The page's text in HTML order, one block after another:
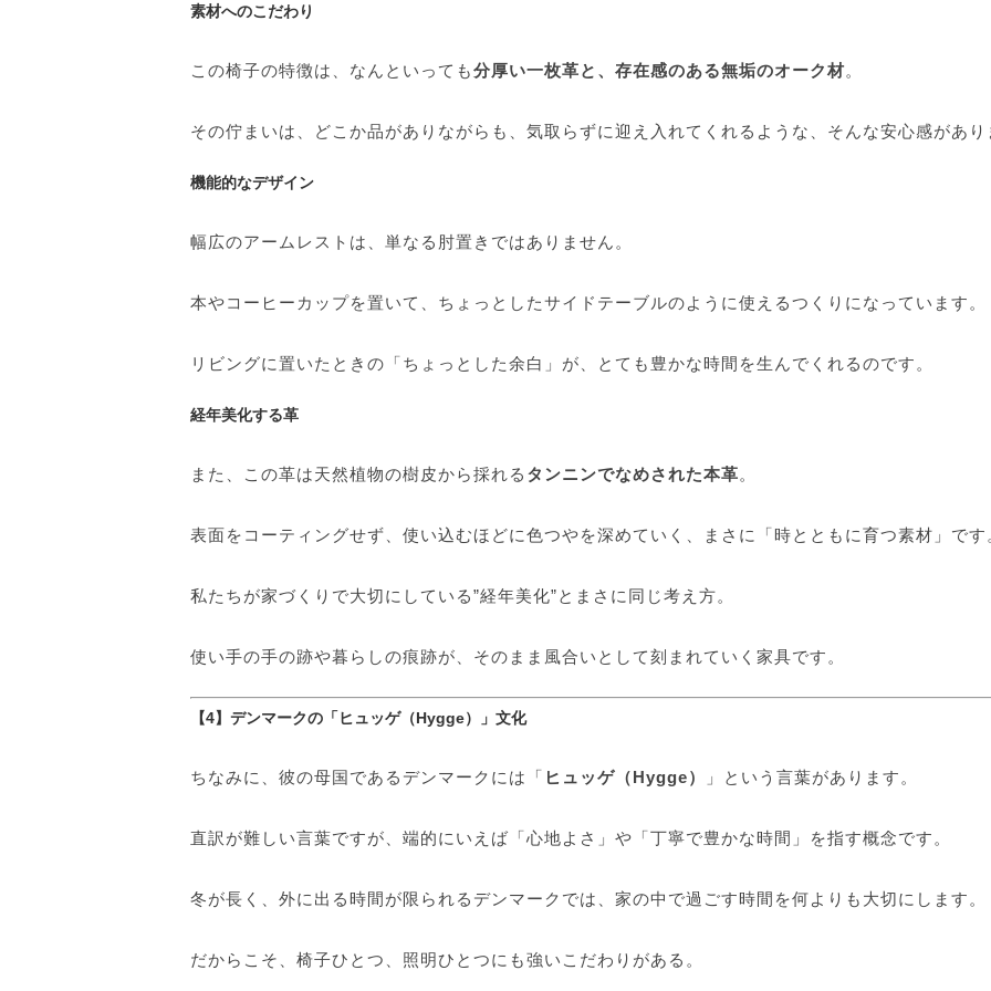
素材へのこだわり
この椅子の特徴は、なんといっても分厚い一枚革と、存在感のある無垢のオーク材。
その佇まいは、どこか品がありながらも、気取らずに迎え入れてくれるような、そんな安心感があり
機能的なデザイン
幅広のアームレストは、単なる肘置きではありません。
本やコーヒーカップを置いて、ちょっとしたサイドテーブルのように使えるつくりになっています。
リビングに置いたときの「ちょっとした余白」が、とても豊かな時間を生んでくれるのです。
経年美化する革
また、この革は天然植物の樹皮から採れる タンニンでなめされた本革。
表面をコーティングせず、使い込むほどに色つやを深めていく、まさに「時とともに育つ素材」です
私たちが家づくりで大切にしている”経年美化”とまさに同じ考え方。
使い手の手の跡や暮らしの痕跡が、そのまま風合いとして刻まれていく家具です。
【4】デンマークの「ヒュッゲ（Hygge）」文化
ちなみに、彼の母国であるデンマークには「 ヒュッゲ（Hygge） 」という言葉があります。
直訳が難しい言葉ですが、端的にいえば「心地よさ」や「丁寧で豊かな時間」を指す概念です。
冬が長く、外に出る時間が限られるデンマークでは、家の中で過ごす時間を何よりも大切にします。
だからこそ、椅子ひとつ、照明ひとつにも強いこだわりがある。